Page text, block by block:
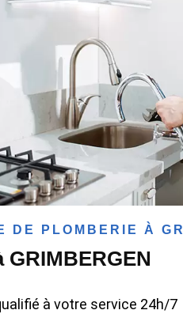
DE PLOMBERIE À
GRIMBERGEN
à votre service 24h/7